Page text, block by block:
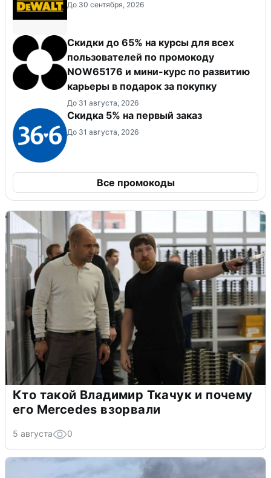
До 30 сентября, 2026
Скидки до 65% на курсы для всех
пользователей по промокоду
NOW65176 и мини-курс по развитию
карьеры в подарок за покупку
До 31 августа, 2026
Скидка 5% на первый заказ
До 31 августа, 2026
Все промокоды
Кто такой Владимир Ткачук и почему
его Mercedes взорвали
5 августа 0